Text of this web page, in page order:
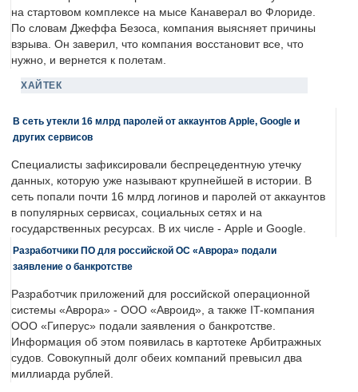
на стартовом комплексе на мысе Канаверал во Флориде.
По словам Джеффа Безоса, компания выясняет причины
взрыва. Он заверил, что компания восстановит все, что
нужно, и вернется к полетам.
ХАЙТЕК
В сеть утекли 16 млрд паролей от аккаунтов Apple, Google и
других сервисов
Специалисты зафиксировали беспрецедентную утечку
данных, которую уже называют крупнейшей в истории. В
сеть попали почти 16 млрд логинов и паролей от аккаунтов
в популярных сервисах, социальных сетях и на
государственных ресурсах. В их числе - Apple и Google.
Разработчики ПО для российской ОС «Аврора» подали
заявление о банкротстве
Разработчик приложений для российской операционной
системы «Аврора» - ООО «Авроид», а также IT-компания
ООО «Гиперус» подали заявления о банкротстве.
Информация об этом появилась в картотеке Арбитражных
судов. Совокупный долг обеих компаний превысил два
миллиарда рублей.